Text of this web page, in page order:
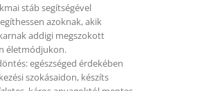
stáb segítségével
azoknak, akik
addigi megszokott
életmódjukon.
egészséged érdekében
szokásaidon, készíts